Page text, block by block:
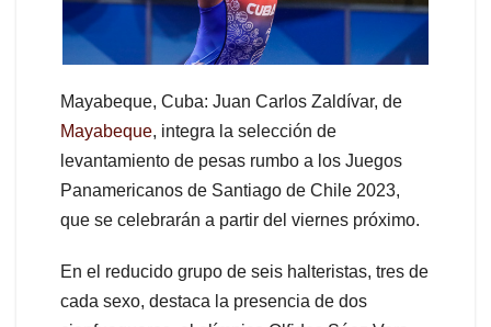
Mayabeque, Cuba: Juan Carlos Zaldívar, de
Mayabeque, integra la selección de
levantamiento de pesas rumbo a los Juegos
Panamericanos de Santiago de Chile 2023,
que se celebrarán a partir del viernes próximo.
En el reducido grupo de seis halteristas, tres de
cada sexo, destaca la presencia de dos